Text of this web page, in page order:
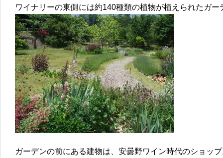
ワイナリーの東側には約140種類の植物が植えられたガー
ガーデンの前にある建物は、安曇野ワイン時代のショッ